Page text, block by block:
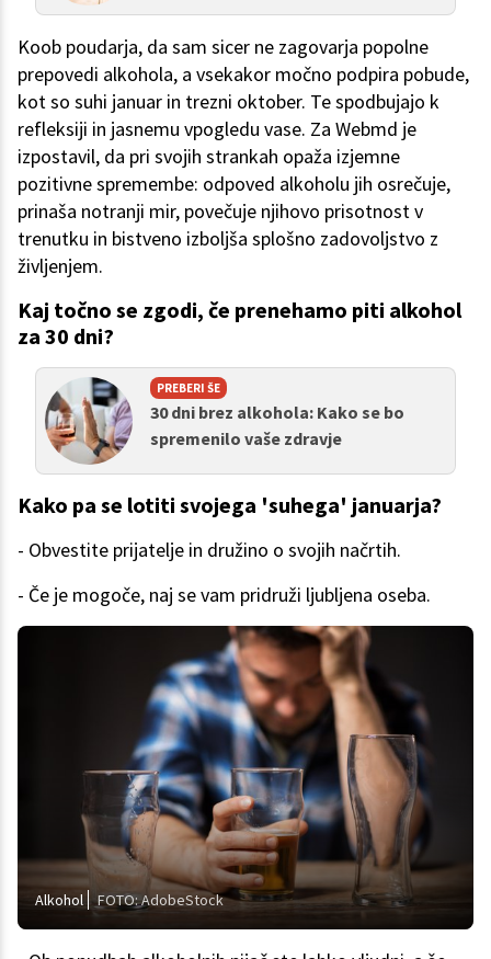
Koob poudarja, da sam sicer ne zagovarja popolne
prepovedi alkohola, a vsekakor močno podpira pobude,
kot so suhi januar in trezni oktober. Te spodbujajo k
refleksiji in jasnemu vpogledu vase. Za Webmd je
izpostavil, da pri svojih strankah opaža izjemne
pozitivne spremembe: odpoved alkoholu jih osrečuje,
prinaša notranji mir, povečuje njihovo prisotnost v
trenutku in bistveno izboljša splošno zadovoljstvo z
življenjem.
Kaj točno se zgodi, če prenehamo piti alkohol
za 30 dni?
PREBERI ŠE
30 dni brez alkohola: Kako se bo
spremenilo vaše zdravje
Kako pa se lotiti svojega 'suhega' januarja?
- Obvestite prijatelje in družino o svojih načrtih.
- Če je mogoče, naj se vam pridruži ljubljena oseba.
Alkohol FOTO: AdobeStock